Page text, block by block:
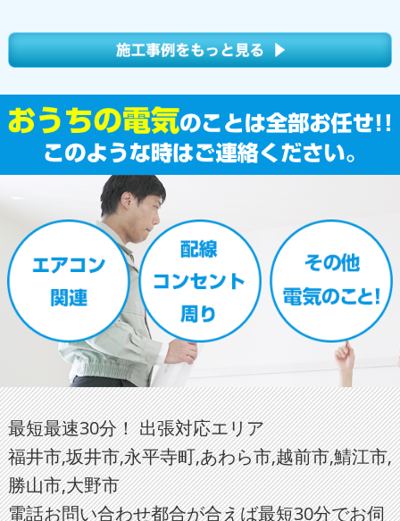
最短最速30分！ 出張対応エリア
福井市,坂井市,永平寺町,あわら市,越前市,鯖江市,
勝山市,大野市
電話お問い合わせ都合が合えば最短30分でお伺